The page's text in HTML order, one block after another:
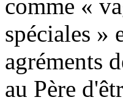
comme «
spéciales »
agréments
au Père